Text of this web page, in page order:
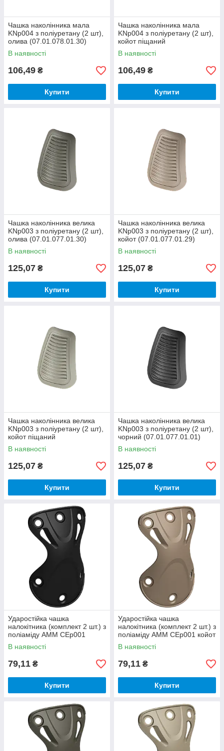
Чашка наколінника мала
KNp004 з поліуретану (2 шт),
олива (07.01.078.01.30)
В наявності
106,49 ₴
Купити
Чашка наколінника мала
KNp004 з поліуретану (2 шт),
койот піщаний
(07.01.078.01.62)
В наявності
106,49 ₴
Купити
Чашка наколінника велика
KNp003 з поліуретану (2 шт),
олива (07.01.077.01.30)
В наявності
125,07 ₴
Купити
Чашка наколінника велика
KNp003 з поліуретану (2 шт),
койот (07.01.077.01.29)
В наявності
125,07 ₴
Купити
Чашка наколінника велика
KNp003 з поліуретану (2 шт),
койот піщаний
(07.01.077.01.62)
В наявності
125,07 ₴
Купити
Чашка наколінника велика
KNp003 з поліуретану (2 шт),
чорний (07.01.077.01.01)
В наявності
125,07 ₴
Купити
Ударостійка чашка
налокітника (комплект 2 шт.) з
поліаміду AMM CEp001
чорний (07.01.021.01.01)
В наявності
79,11 ₴
Купити
Ударостійка чашка
налокітника (комплект 2 шт.) з
поліаміду AMM CEp001 койот
(07.01.021.01.29)
В наявності
79,11 ₴
Купити